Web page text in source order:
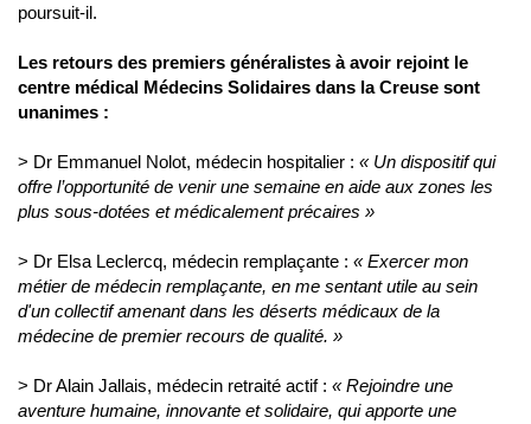
poursuit-il.
Les retours des premiers généralistes à avoir rejoint le
centre médical Médecins Solidaires dans la Creuse sont
unanimes :
> Dr Emmanuel Nolot, médecin hospitalier : « Un dispositif qui
offre l’opportunité de venir une semaine en aide aux zones les
plus sous-dotées et médicalement précaires »
> Dr Elsa Leclercq, médecin remplaçante : « Exercer mon
métier de médecin remplaçante, en me sentant utile au sein
d'un collectif amenant dans les déserts médicaux de la
médecine de premier recours de qualité. »
> Dr Alain Jallais, médecin retraité actif : « Rejoindre une
aventure humaine, innovante et solidaire, qui apporte une